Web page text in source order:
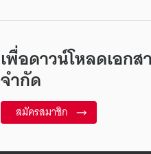
เพื่อดาวน์โหลดเอกส
จำกัด
สมัครสมาชิก